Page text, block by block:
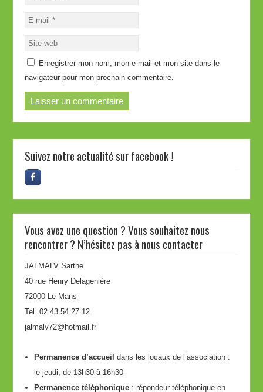
Enregistrer mon nom, mon e-mail et mon site dans le
navigateur pour mon prochain commentaire.
Suivez notre actualité sur facebook !
Vous avez une question ? Vous souhaitez nous
rencontrer ? N’hésitez pas à nous contacter
JALMALV Sarthe
40 rue Henry Delagenière
72000 Le Mans
Tel. 02 43 54 27 12
jalmalv72@hotmail.fr
Permanence d’accueil dans les locaux de l’association :
le jeudi, de 13h30 à 16h30
Permanence téléphonique : répondeur téléphonique en